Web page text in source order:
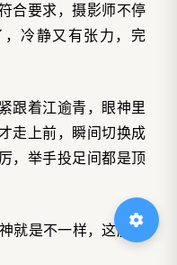
合要求，摄影师不停
，冷静又有张力，完
跟着江逾青，眼神里
走上前，瞬间切换成
，举手投足间都是顶
就是不一样，这股子